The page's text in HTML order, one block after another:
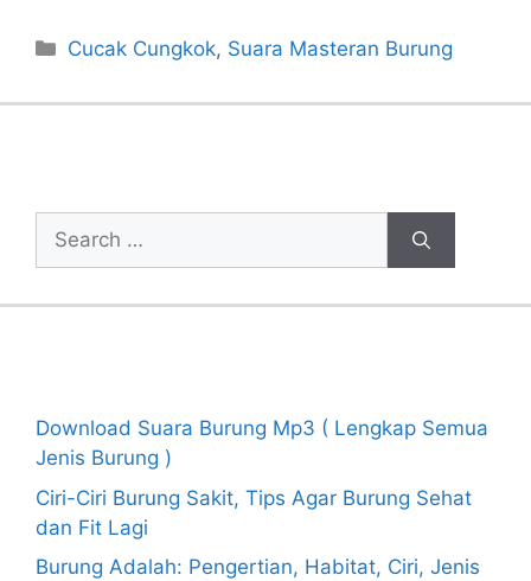
Categories
Cucak Cungkok, Suara Masteran Burung
Search
for:
Download Suara Burung Mp3 ( Lengkap Semua
Jenis Burung )
Ciri-Ciri Burung Sakit, Tips Agar Burung Sehat
dan Fit Lagi
Burung Adalah: Pengertian, Habitat, Ciri, Jenis